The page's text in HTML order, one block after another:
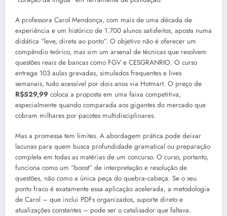
A professora Carol Mendonça, com mais de uma década de
experiência e um histórico de 1.700 alunos satisfeitos, aposta numa
didática “leve, direta ao ponto”. O objetivo não é oferecer um
compêndio teórico, mas sim um arsenal de técnicas que resolvem
questões reais de bancas como FGV e CESGRANRIO. O curso
entrega 103 aulas gravadas, simulados frequentes e lives
semanais, tudo acessível por dois anos via Hotmart. O preço de
R$529,99 coloca a proposta em uma faixa competitiva,
especialmente quando comparada aos gigantes do mercado que
cobram milhares por pacotes multidisciplinares.
Mas a promessa tem limites. A abordagem prática pode deixar
lacunas para quem busca profundidade gramatical ou preparação
completa em todas as matérias de um concurso. O curso, portanto,
funciona como um “boost” de interpretação e resolução de
questões, não como a única peça do quebra‑cabeça. Se o seu
ponto fraco é exatamente essa aplicação acelerada, a metodologia
de Carol – que inclui PDFs organizados, suporte direto e
atualizações constantes – pode ser o catalisador que faltava.